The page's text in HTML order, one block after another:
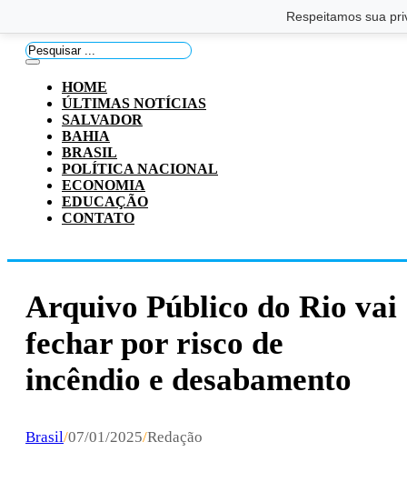
Respeitamos sua
Pesquisar
...
HOME
ÚLTIMAS NOTÍCIAS
SALVADOR
BAHIA
BRASIL
POLÍTICA NACIONAL
ECONOMIA
EDUCAÇÃO
CONTATO
Arquivo Público do Rio vai
fechar por risco de
incêndio e desabamento
Brasil/07/01/2025/Redação